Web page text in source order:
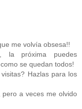
me volvía obsesa!!
la próxima puedes
se quedan todos!
Hazlas para los
a veces me olvido